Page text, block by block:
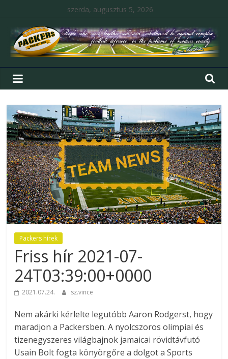
szerda, augusztus 5, 2026
Packers hírek
Friss hír 2021-07-
24T03:39:00+0000
2021.07.24. sz.vince
Nem akárki kérlelte legutóbb Aaron Rodgerst, hogy
maradjon a Packersben. A nyolcszoros olimpiai és
tizenegyszeres világbajnok jamaicai rövidtávfutó
Usain Bolt fogta könyörgőre a dolgot a Sports